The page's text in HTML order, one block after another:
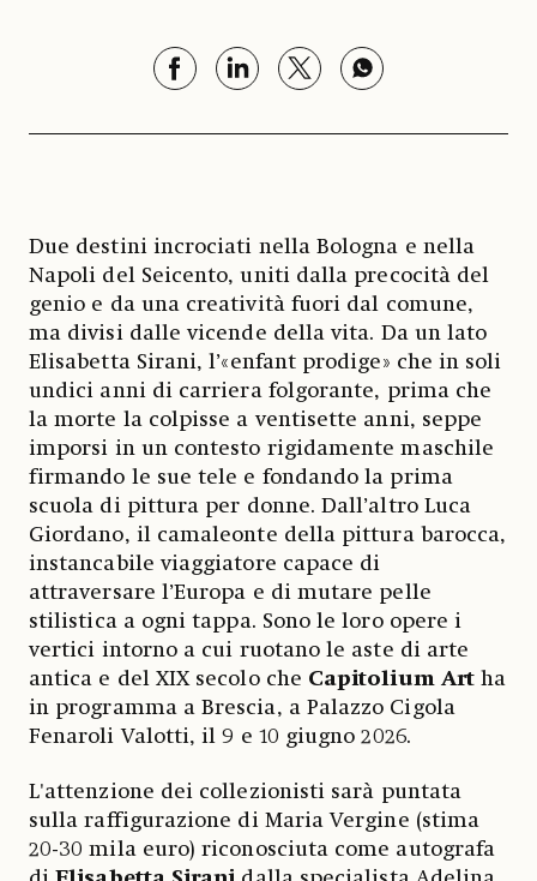
Due destini incrociati nella Bologna e nella
Napoli del Seicento, uniti dalla precocità del
genio e da una creatività fuori dal comune,
ma divisi dalle vicende della vita. Da un lato
Elisabetta Sirani, l’«enfant prodige» che in soli
undici anni di carriera folgorante, prima che
la morte la colpisse a ventisette anni, seppe
imporsi in un contesto rigidamente maschile
firmando le sue tele e fondando la prima
scuola di pittura per donne. Dall’altro Luca
Giordano, il camaleonte della pittura barocca,
instancabile viaggiatore capace di
attraversare l’Europa e di mutare pelle
stilistica a ogni tappa. Sono le loro opere i
vertici intorno a cui ruotano le aste di arte
antica e del XIX secolo che Capitolium Artha
in programma a Brescia, a Palazzo Cigola
Fenaroli Valotti, il 9 e 10 giugno 2026.
L'attenzione dei collezionisti sarà puntata
sulla raffigurazione di Maria Vergine (stima
20-30 mila euro) riconosciuta come autografa